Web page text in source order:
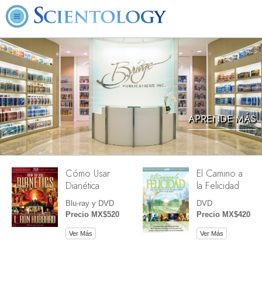
APRENDE MÁS
Cómo Usar
Dianética
Blu-ray y DVD
Precio MX$520
Ver Más
El Camino a
la Felicidad
DVD
Precio MX$420
Ver Más